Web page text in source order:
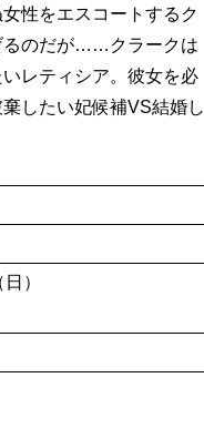
性をエスコートするク
るのだが……クラークは
レティシア。彼女を必
したい妃候補VS結婚し
）